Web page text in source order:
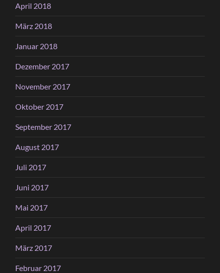
April 2018
März 2018
Januar 2018
Dezember 2017
November 2017
Oktober 2017
September 2017
August 2017
Juli 2017
Juni 2017
Mai 2017
April 2017
März 2017
Februar 2017